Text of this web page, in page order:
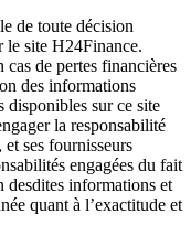
de toute décision
le site H24Finance.
de pertes financières
des informations
sur ce site
la responsabilité
ses fournisseurs
engagées du fait
desdites informations et
quant à l’exactitude et